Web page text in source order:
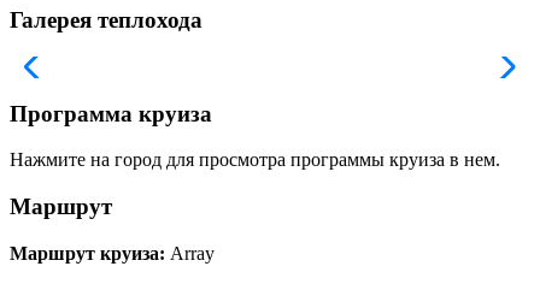
Галерея теплохода
Программа круиза
Нажмите на город для просмотра программы круиза в нем.
Маршрут
Маршрут круиза: Array